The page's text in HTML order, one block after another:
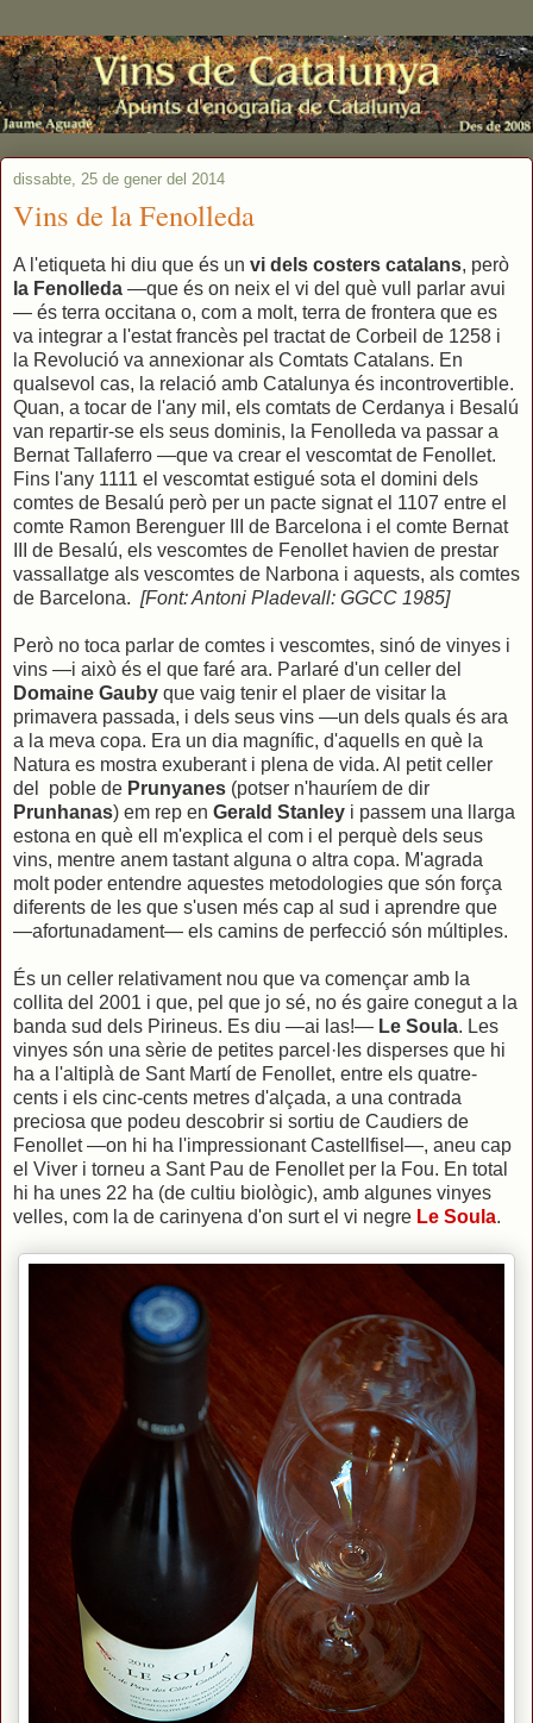
dissabte, 25 de gener del 2014
Vins de la Fenolleda
A l'etiqueta hi diu que és un vi dels costers catalans, però
la Fenolleda —que és on neix el vi del què vull parlar avui
— és terra occitana o, com a molt, terra de frontera que es
va integrar a l'estat francès pel tractat de Corbeil de 1258 i
la Revolució va annexionar als Comtats Catalans. En
qualsevol cas, la relació amb Catalunya és incontrovertible.
Quan, a tocar de l'any mil, els comtats de Cerdanya i Besalú
van repartir-se els seus dominis, la Fenolleda va passar a
Bernat Tallaferro —que va crear el vescomtat de Fenollet.
Fins l'any 1111 el vescomtat estigué sota el domini dels
comtes de Besalú però per un pacte signat el 1107 entre el
comte Ramon Berenguer III de Barcelona i el comte Bernat
III de Besalú, els vescomtes de Fenollet havien de prestar
vassallatge als vescomtes de Narbona i aquests, als comtes
de Barcelona. [Font: Antoni Pladevall: GGCC 1985]
Però no toca parlar de comtes i vescomtes, sinó de vinyes i
vins —i això és el que faré ara. Parlaré d'un celler del
Domaine Gauby que vaig tenir el plaer de visitar la
primavera passada, i dels seus vins —un dels quals és ara
a la meva copa. Era un dia magnífic, d'aquells en què la
Natura es mostra exuberant i plena de vida. Al petit celler
del poble de Prunyanes (potser n'hauríem de dir
Prunhanas) em rep en Gerald Stanley i passem una llarga
estona en què ell m'explica el com i el perquè dels seus
vins, mentre anem tastant alguna o altra copa. M'agrada
molt poder entendre aquestes metodologies que són força
diferents de les que s'usen més cap al sud i aprendre que
—afortunadament— els camins de perfecció són múltiples.
És un celler relativament nou que va començar amb la
collita del 2001 i que, pel que jo sé, no és gaire conegut a la
banda sud dels Pirineus. Es diu —ai las!— Le Soula. Les
vinyes són una sèrie de petites parcel·les disperses que hi
ha a l'altiplà de Sant Martí de Fenollet, entre els quatre-
cents i els cinc-cents metres d'alçada, a una contrada
preciosa que podeu descobrir si sortiu de Caudiers de
Fenollet —on hi ha l'impressionant Castellfisel—, aneu cap
el Viver i torneu a Sant Pau de Fenollet per la Fou. En total
hi ha unes 22 ha (de cultiu biològic), amb algunes vinyes
velles, com la de carinyena d'on surt el vi negre Le Soula.